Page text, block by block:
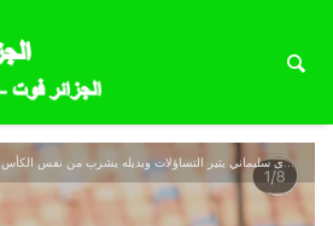
مستوى سليماني يثير التساؤلات وبديله يشرب من نفس الكأس